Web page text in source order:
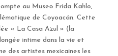
au Museo Frida Kahlo,
de Coyoacán. Cette
« La Casa Azul » (la
intime dans la vie et
des artistes mexicaines les